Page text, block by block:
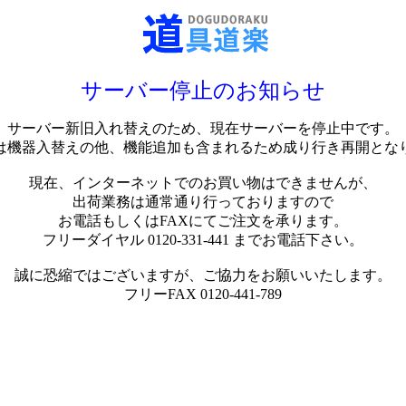
サーバー停止のお知らせ
サーバー新旧入れ替えのため、現在サーバーを停止中です。
機器入替えの他、機能追加も含まれるため成り行き再開とな
現在、インターネットでのお買い物はできませんが、
出荷業務は通常通り行っておりますので
お電話もしくはFAXにてご注文を承ります。
フリーダイヤル 0120-331-441 までお電話下さい。
誠に恐縮ではございますが、ご協力をお願いいたします。
フリーFAX 0120-441-789